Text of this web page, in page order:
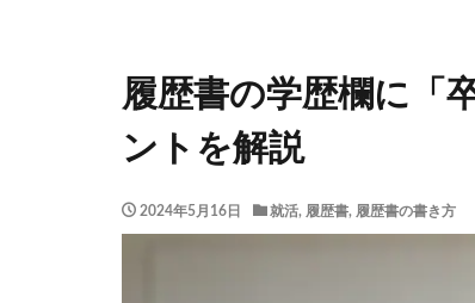
履歴書の学歴欄に「
ントを解説
2024年5月16日 就活, 履歴書, 履歴書の書き方